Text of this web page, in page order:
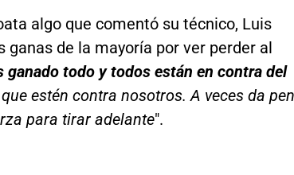
algo que comentó su técnico, Luis
ganas de la mayoría por ver perder al
ganado todo y todos están en contra del
estén contra nosotros. A veces da
para tirar adelante".